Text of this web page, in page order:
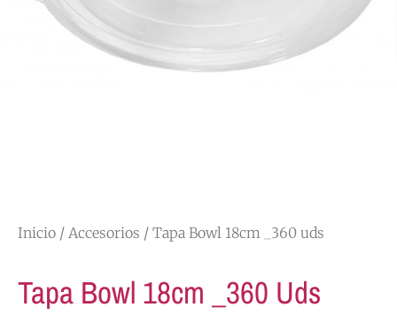
Inicio / Accesorios / Tapa Bowl 18cm _360 uds
Tapa Bowl 18cm _360 Uds